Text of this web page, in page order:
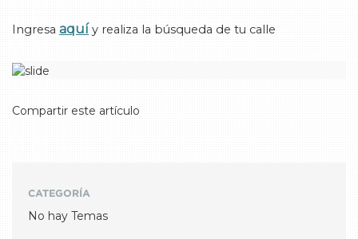
Ingresa aquí y realiza la búsqueda de tu calle
Compartir este artículo
CATEGORÍA
No hay Temas